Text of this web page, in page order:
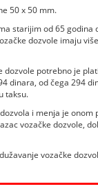
50 x 50 mm.
starijim od 65 godina
dozvole imaju
potrebno je
dinara, od čega 294
taksu.
i menja je
vozačke dozvole,
vozačke